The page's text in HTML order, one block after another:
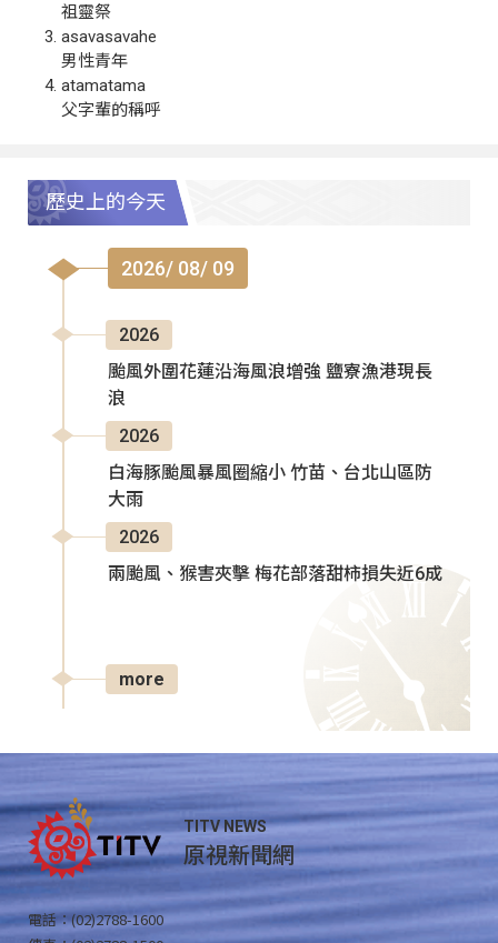
祖靈祭
asavasavahe
男性青年
atamatama
父字輩的稱呼
歷史上的今天
2026/ 08/ 09
2026
颱風外圍花蓮沿海風浪增強 鹽寮漁港現長
浪
2026
白海豚颱風暴風圈縮小 竹苗、台北山區防
大雨
2026
兩颱風、猴害夾擊 梅花部落甜柿損失近6成
more
TITV NEWS
原視新聞網
電話：(02)2788-1600